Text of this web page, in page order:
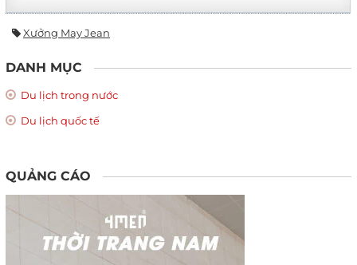
Xưởng May Jean
DANH MỤC
Du lịch trong nước
Du lịch quốc tế
QUẢNG CÁO